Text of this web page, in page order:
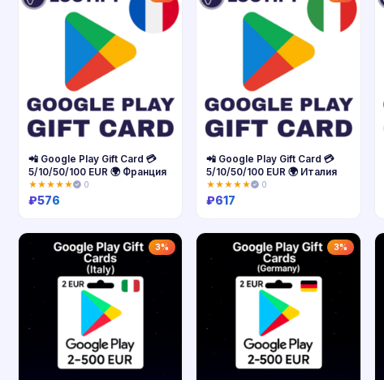
Купить
📲 Google Play Gift Card 💳
5/10/50/100 EUR 🌍 Франция
★★★★★ 0
₽576
Купить
📲 Google Play Gift Card 💳
5/10/50/100 EUR 🌍 Италия
★★★★★ 0
₽617
3% 3%